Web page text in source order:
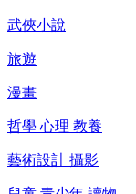
武俠小說
旅遊
漫畫
哲學 心理 教養
藝術設計 攝影